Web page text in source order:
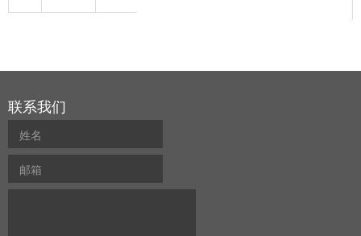
联系我们